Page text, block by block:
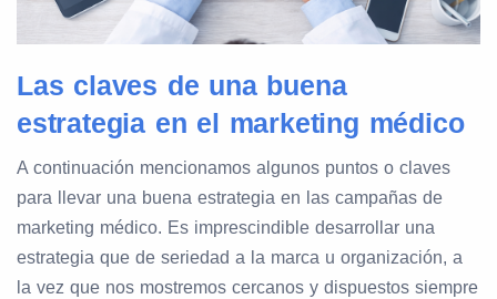
Las claves de una buena
estrategia en el marketing médico
A continuación mencionamos algunos puntos o claves
para llevar una buena estrategia en las campañas de
marketing médico. Es imprescindible desarrollar una
estrategia que de seriedad a la marca u organización, a
la vez que nos mostremos cercanos y dispuestos siempre